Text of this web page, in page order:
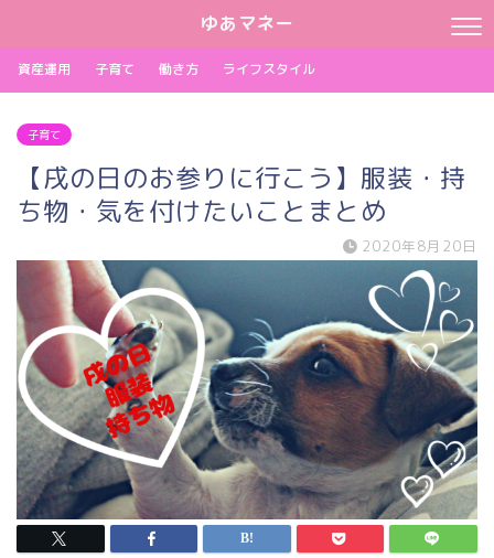
ゆあマネー
資産運用 子育て 働き方 ライフスタイル
子育て
【戌の日のお参りに行こう】服装・持
ち物・気を付けたいことまとめ
2020年8月20日